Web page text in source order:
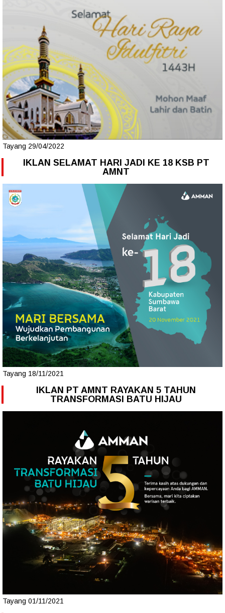
Tayang 29/04/2022
IKLAN SELAMAT HARI JADI KE 18 KSB PT
AMNT
Tayang 18/11/2021
IKLAN PT AMNT RAYAKAN 5 TAHUN
TRANSFORMASI BATU HIJAU
Tayang 01/11/2021